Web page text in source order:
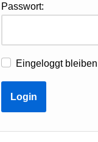
Passwort:
Eingeloggt bleiben